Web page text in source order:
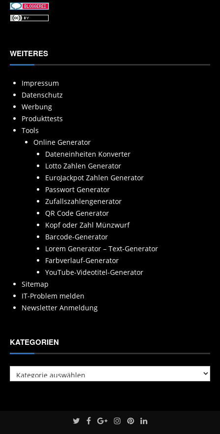
WEITERES
Impressum
Datenschutz
Werbung
Produkttests
Tools
Online Generator
Dateneinheiten Konverter
Lotto Zahlen Generator
EuroJackpot Zahlen Generator
Passwort Generator
Zufallszahlengenerator
QR Code Generator
Kopf oder Zahl Münzwurf
Barcode-Generator
Lorem Generator – Text-Generator
Farbverlauf-Generator
YouTube-Videotitel-Generator
Sitemap
IT-Problem melden
Newsletter Anmeldung
KATEGORIEN
Kategorien